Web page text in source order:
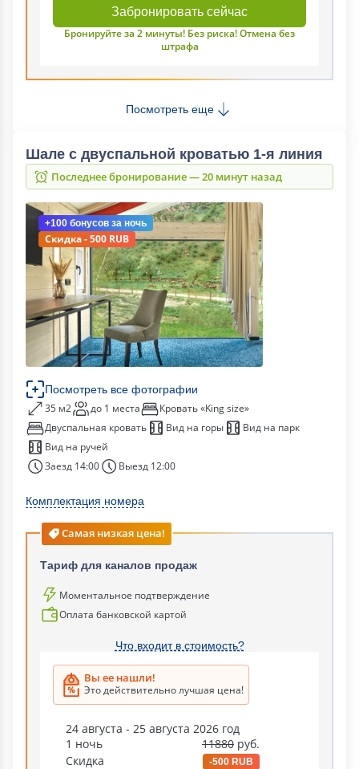
Забронировать сейчас
Бронируйте за 2 минуты! Без риска! Отмена без
штрафа
Посмотреть еще
Шале с двуспальной кроватью 1-я линия
Последнее бронирование — 20 минут назад
+100 бонусов за ночь
Скидка - 500 RUB
Посмотреть все фотографии
35 м2 до 1 места
Кровать «King size»
Двуспальная кровать
Вид на горы
Вид на парк
Вид на ручей
Заезд 14:00
Выезд 12:00
Комплектация номера
Самая низкая цена!
Тариф для каналов продаж
Моментальное подтверждение
Оплата банковской картой
Что входит в стоимость?
Вы ее нашли!
Это действительно лучшая цена!
24 августа - 25 августа 2026 год
1 ночь
11880 руб.
Скидка
-500 RUB